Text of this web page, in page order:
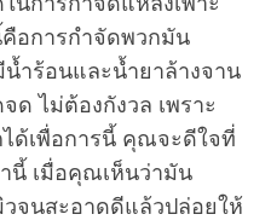
คือการกำจัดพวกมัน
ำร้อนและน้ำยาล้างจาน
ไม่ต้องกังวล เพราะ
ด้เพื่อการนี้ คุณจะดีใจที่
นี้ เมื่อคุณเห็นว่ามัน
จนสะอาดดีแล้วปล่อยให้